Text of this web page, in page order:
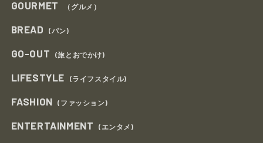
GOURMET （グルメ）
BREAD (パン)
GO-OUT (旅とおでかけ)
LIFESTYLE (ライフスタイル)
FASHION (ファッション)
ENTERTAINMENT (エンタメ)